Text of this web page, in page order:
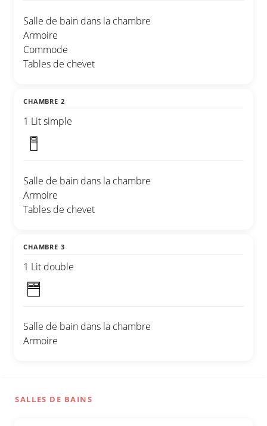
Salle de bain dans la chambre
Armoire
Commode
Tables de chevet
CHAMBRE 2
1 Lit simple
Salle de bain dans la chambre
Armoire
Tables de chevet
CHAMBRE 3
1 Lit double
Salle de bain dans la chambre
Armoire
SALLES DE BAINS